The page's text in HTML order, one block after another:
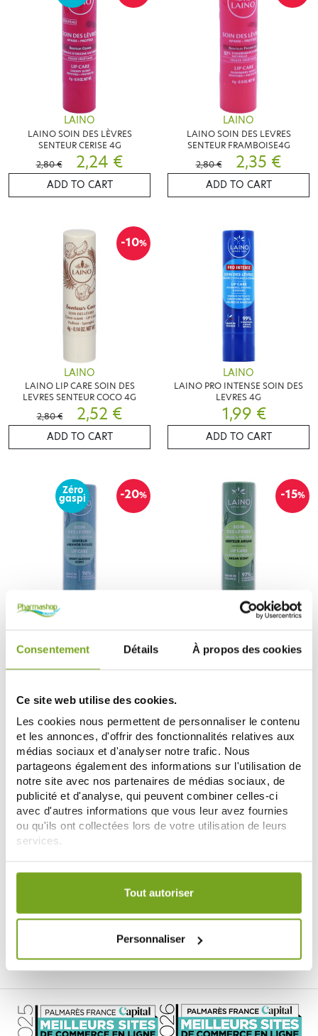
Consentement Détails À propos des cookies
Ce site web utilise des cookies.
Les cookies nous permettent de personnaliser le contenu
et les annonces, d'offrir des fonctionnalités relatives aux
médias sociaux et d'analyser notre trafic. Nous
partageons également des informations sur l'utilisation de
notre site avec nos partenaires de médias sociaux, de
publicité et d'analyse, qui peuvent combiner celles-ci
avec d'autres informations que vous leur avez fournies
ou qu'ils ont collectées lors de votre utilisation de leurs
services.
Votre choix de consentement est conservé pendant une
Tout autoriser
Personnaliser
LAINO
LAINO SOIN DES LÈVRES
SENTEUR CERISE 4G
2,80 €
2,24 €
ADD TO CART
LAINO
LAINO SOIN DES LEVRES
SENTEUR FRAMBOISE4G
2,80 €
2,35 €
ADD TO CART
-10%
LAINO
LAINO LIP CARE SOIN DES
LEVRES SENTEUR COCO 4G
2,80 €
2,52 €
ADD TO CART
LAINO
LAINO PRO INTENSE SOIN DES
LEVRES 4G
1,99 €
ADD TO CART
-20%
Zéro
gaspi
AMANDE DOUCE 4G
2,80 €
2,24 €
-15%
4G
-10%
LAINO PRO INTENSE SOIN DES
3,70 €
3,33 €